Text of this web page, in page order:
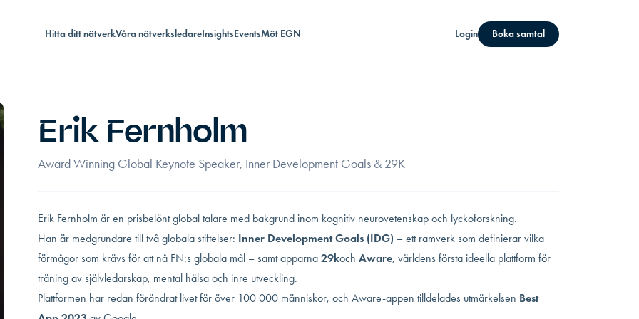
Hitta ditt nätverkVåra nätverksledareInsightsEventsMöt EGN Login Boka samtal
Erik Fernholm
Award Winning Global Keynote Speaker, Inner Development Goals & 29K
Erik Fernholm är en prisbelönt global talare med bakgrund inom kognitiv neurovetenskap och lyckoforskning.
Han är medgrundare till två globala stiftelser: Inner Development Goals (IDG) – ett ramverk som definierar vilka
förmågor som krävs för att nå FN:s globala mål – samt apparna29kochAware, världens första ideella plattform för
träning av självledarskap, mental hälsa och inre utveckling.
Plattformen har redan förändrat livet för över 100 000 människor, och Aware-appen tilldelades utmärkelsen Best